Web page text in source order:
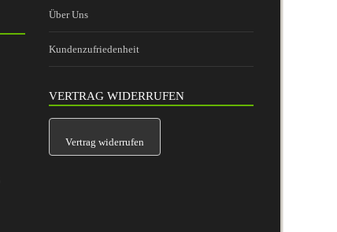
Über Uns
Kundenzufriedenheit
VERTRAG WIDERRUFEN
Vertrag widerrufen